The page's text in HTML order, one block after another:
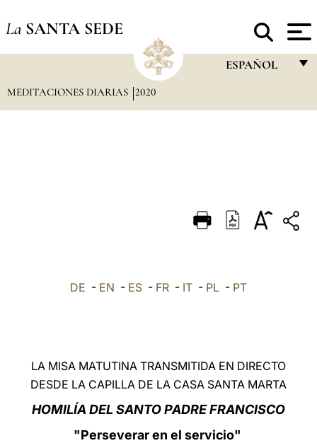
La SANTA SEDE
ESPAÑOL
DEUTSCH
العربيّة
MEDITACIONES DIARIAS 2020
DE - EN - ES - FR - IT - PL - PT
LA MISA MATUTINA TRANSMITIDA EN DIRECTO
DESDE LA CAPILLA DE LA CASA SANTA MARTA
HOMILÍA DEL SANTO PADRE FRANCISCO
"Perseverar en el servicio"